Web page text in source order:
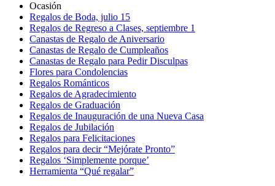
Ocasión
Regalos de Boda, julio 15
Regalos de Regreso a Clases, septiembre 1
Canastas de Regalo de Aniversario
Canastas de Regalo de Cumpleaños
Canastas de Regalo para Pedir Disculpas
Flores para Condolencias
Regalos Románticos
Regalos de Agradecimiento
Regalos de Graduación
Regalos de Inauguración de una Nueva Casa
Regalos de Jubilación
Regalos para Felicitaciones
Regalos para decir “Mejórate Pronto”
Regalos ‘Simplemente porque’
Herramienta “Qué regalar”